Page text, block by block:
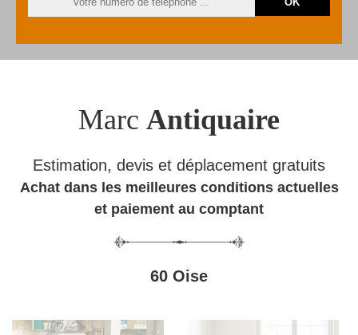
Marc Antiquaire
Estimation, devis et déplacement gratuits
Achat dans les meilleures conditions actuelles
et paiement au comptant
60 Oise